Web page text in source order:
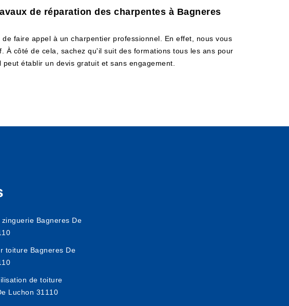
de réparation des charpentes à Bagneres
faire appel à un charpentier professionnel. En effet, nous vous
À côté de cela, sachez qu'il suit des formations tous les ans pour
établir un devis gratuit et sans engagement.
Bagneres De
toiture Bagneres De
de toiture
Luchon 31110